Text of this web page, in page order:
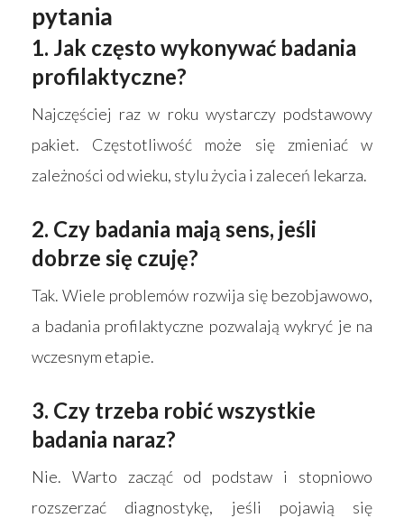
pytania
1. Jak często wykonywać badania
profilaktyczne?
Najczęściej raz w roku wystarczy podstawowy
pakiet. Częstotliwość może się zmieniać w
zależności od wieku, stylu życia i zaleceń lekarza.
2. Czy badania mają sens, jeśli
dobrze się czuję?
Tak. Wiele problemów rozwija się bezobjawowo,
a badania profilaktyczne pozwalają wykryć je na
wczesnym etapie.
3. Czy trzeba robić wszystkie
badania naraz?
Nie. Warto zacząć od podstaw i stopniowo
rozszerzać diagnostykę, jeśli pojawią się